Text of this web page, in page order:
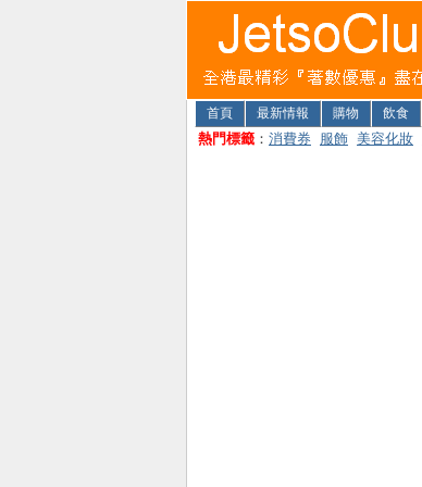
首頁 最新情報 購物 飲食
熱門標籤 ： 消費券 服飾 美容化妝